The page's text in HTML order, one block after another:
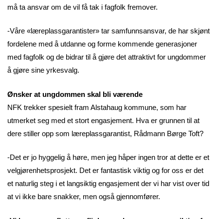
må ta ansvar om de vil få tak i fagfolk fremover.
-Våre «læreplassgarantister» tar samfunnsansvar, de har skjønt
fordelene med å utdanne og forme kommende generasjoner
med fagfolk og de bidrar til å gjøre det attraktivt for ungdommer
å gjøre sine yrkesvalg.
Ønsker at ungdommen skal bli værende
NFK trekker spesielt fram Alstahaug kommune, som har
utmerket seg med et stort engasjement. Hva er grunnen til at
dere stiller opp som læreplassgarantist, Rådmann Børge Toft?
-Det er jo hyggelig å høre, men jeg håper ingen tror at dette er et
velgjørenhetsprosjekt. Det er fantastisk viktig og for oss er det
et naturlig steg i et langsiktig engasjement der vi har vist over tid
at vi ikke bare snakker, men også gjennomfører.